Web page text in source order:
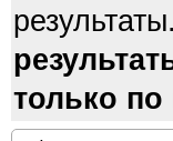
результаты.
только по